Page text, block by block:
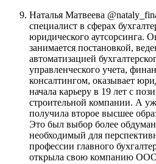
Наталья Матвеева
специалист в сферах
юридического аутсорсинга.
занимается постановкой,
автоматизацией
управленческого учета,
консалтингом, оказывает
начала карьеру в 19 лет с
строительной компании. А
получила второе высшее
Это был выбор более
необходимый для
профессии главного
открыла свою компанию